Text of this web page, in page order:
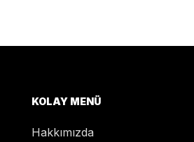
KOLAY MENÜ
Hakkımızda